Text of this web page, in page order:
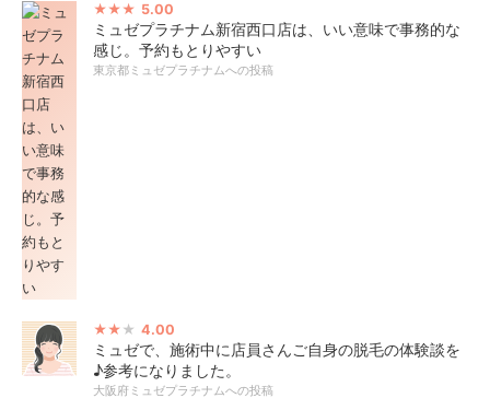
5.00
ミュゼプラチナム新宿西口店は、いい意味で事務的な
感じ。予約もとりやすい
東京都ミュゼプラチナムへの投稿
4.00
ミュゼで、施術中に店員さんご自身の脱毛の体験談を
♪参考になりました。
大阪府ミュゼプラチナムへの投稿